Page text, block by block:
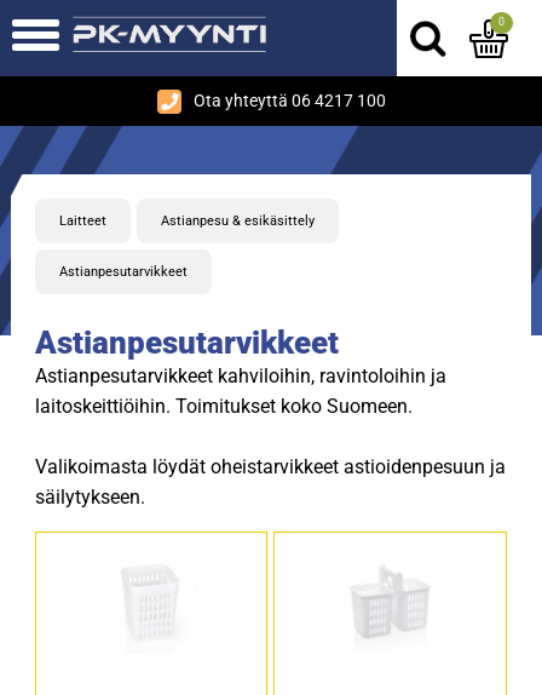
Ota yhteyttä 06 4217 100
0
Laitteet Astianpesu & esikäsittely
Astianpesutarvikkeet
Astianpesutarvikkeet
Astianpesutarvikkeet kahviloihin, ravintoloihin ja
laitoskeittiöihin. Toimitukset koko Suomeen.
Valikoimasta löydät oheistarvikkeet astioidenpesuun ja
säilytykseen.